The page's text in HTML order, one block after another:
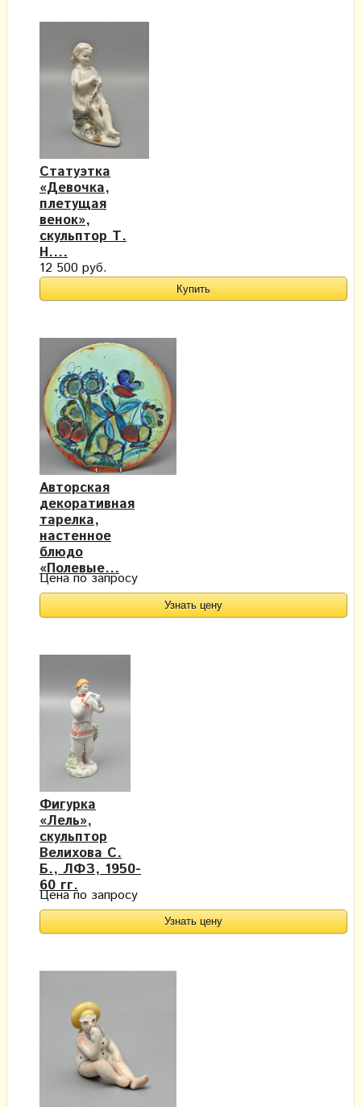
Статуэтка
«Девочка,
плетущая
венок»,
скульптор Т.
Н....
12 500 руб.
Авторская
декоративная
тарелка,
настенное
блюдо
«Полевые...
Цена по запросу
Узнать цену
Фигурка
«Лель»,
скульптор
Велихова С.
Б., ЛФЗ, 1950-
60 гг.
Цена по запросу
Узнать цену